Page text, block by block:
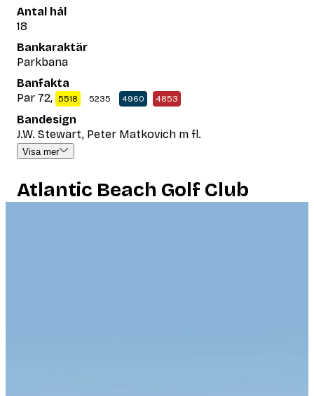
Antal hål
18
Bankaraktär
Parkbana
Banfakta
Par 72, 5518 5235 4960 4853
Bandesign
J.W. Stewart, Peter Matkovich m fl.
Visa mer
Atlantic Beach Golf Club